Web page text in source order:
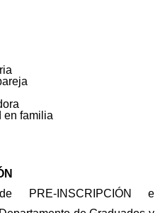
en familia
PRE-INSCRIPCIÓN e